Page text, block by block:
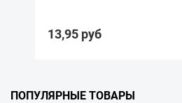
13,95 руб
ПОПУЛЯРНЫЕ ТОВАРЫ